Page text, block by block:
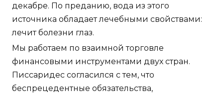
декабре. По преданию, вода из этого
источника обладает лечебными свойствами:
лечит болезни глаз.
Мы работаем по взаимной торговле
финансовыми инструментами двух стран.
Писсаридес согласился с тем, что
беспрецедентные обязательства,